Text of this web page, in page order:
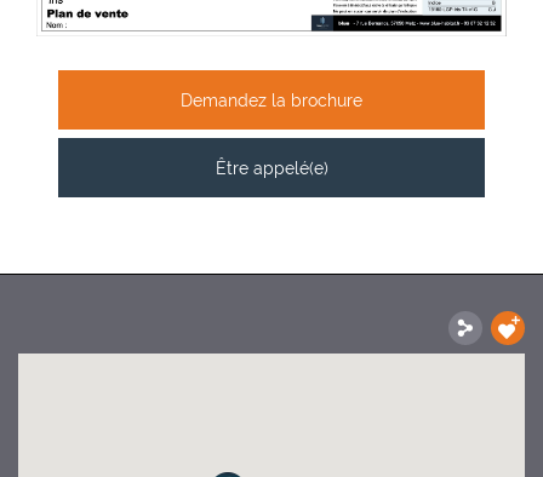
Demandez la brochure
Être appelé(e)